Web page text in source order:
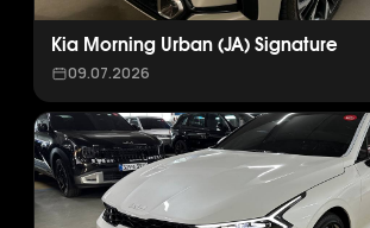
Kia Morning Urban (JA) Signature
09.07.2026